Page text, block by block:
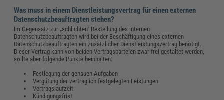
Was muss in einem Dienstleistungsvertrag für einen externen
Datenschutzbeauftragten stehen?
Im Gegensatz zur „schlichten“ Bestellung des internen
Datenschutzbeauftragten wird bei der Beschäftigung eines externen
Datenschutzbeauftragten ein zusätzlicher Dienstleistungsvertrag benötigt.
Dieser Vertrag kann von beiden Vertragsparteien zwar frei gestaltet werden,
sollte aber folgende Punkte beinhalten:
Festlegung der genauen Aufgaben
Vergütung der vertraglich festgelegten Leistungen
Vertragslaufzeit
Kündigungsfrist